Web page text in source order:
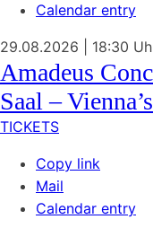
Calendar entry
29.08.2026 | 18:30
Amadeus
Saal –
TICKETS
Copy link
Mail
Calendar entry